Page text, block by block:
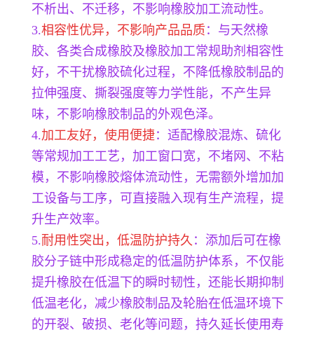
不析出、不迁移，不影响橡胶加工流动性。
3.相容性优异，不影响产品品质 ：与天然橡
胶、各类合成橡胶及橡胶加工常规助剂相容性
好，不干扰橡胶硫化过程，不降低橡胶制品的
拉伸强度、撕裂强度等力学性能，不产生异
味，不影响橡胶制品的外观色泽。
4.加工友好，使用便捷：适配橡胶混炼、硫化
等常规加工工艺，加工窗口宽，不堵网、不粘
模，不影响橡胶熔体流动性，无需额外增加加
工设备与工序，可直接融入现有生产流程，提
升生产效率。
5.耐用性突出，低温防护持久 ：添加后可在橡
胶分子链中形成稳定的低温防护体系，不仅能
提升橡胶在低温下的瞬时韧性，还能长期抑制
低温老化，减少橡胶制品及轮胎在低温环境下
的开裂、破损、老化等问题，持久延长使用寿